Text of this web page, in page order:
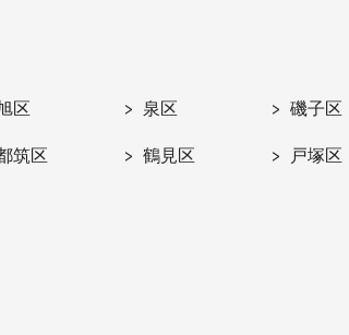
区 泉区 磯子区
筑区 鶴見区 戸塚区